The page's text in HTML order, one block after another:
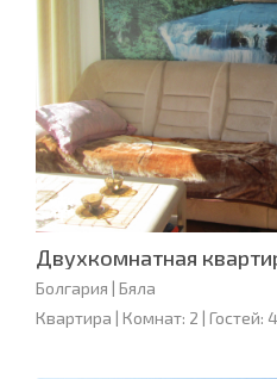
Двухкомнатная
Болгария | Бяла
Квартира | Комнат: 2 | Гостей: 4